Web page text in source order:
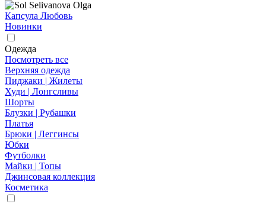
Капсула Любовь
Новинки
Одежда
Посмотреть все
Верхняя одежда
Пиджаки | Жилеты
Худи | Лонгсливы
Шорты
Блузки | Рубашки
Платья
Брюки | Леггинсы
Юбки
Футболки
Майки | Топы
Джинсовая коллекция
Косметика